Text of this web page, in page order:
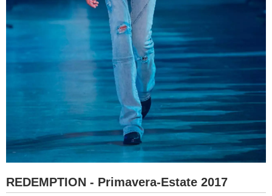
REDEMPTION - Primavera-Estate 2017